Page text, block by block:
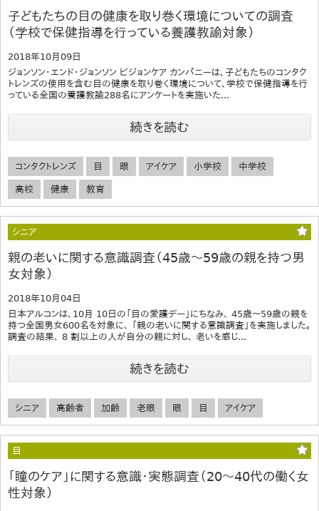
子どもたちの目の健康を取り巻く環境についての調査
（学校で保健指導を行っている養護教諭対象）
2018年10月09日
ジョンソン・エンド・ジョンソン ビジョンケア カンパニーは、子どもたちのコンタク
トレンズの使用を含む目の健康を取り巻く環境について、学校で保健指導を行
っている全国の養護教諭288名にアンケートを実施いた...
続きを読む
コンタクトレンズ 目 眼 アイケア 小学校 中学校
高校 健康 教育
シニア
親の老いに関する意識調査（45歳～59歳の親を持つ男
女対象）
2018年10月04日
日本アルコンは、10月 10日の「目の愛護デー」にちなみ、 45歳～59歳の親を
持つ全国男女600名を対象に、 「親の老いに関する意識調査」を実施しました。
調査の結果、 8 割以上の人が自分の親に対し、 老いを感じ...
続きを読む
シニア 高齢者 加齢 老眼 眼 目 アイケア
目
「瞳のケア」に関する意識・実態調査（20～40代の働く女
性対象）